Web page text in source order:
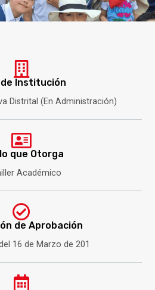
Institución
Distrital (En Administración)
que Otorga
Académico
de Aprobación
16 de Marzo de 201